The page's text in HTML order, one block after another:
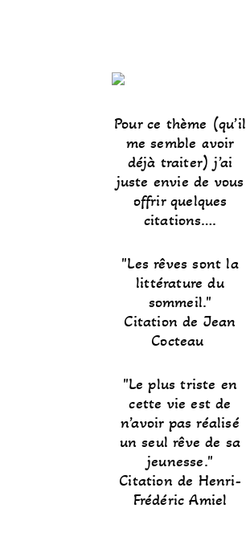
Pour ce thème (qu’il
me semble avoir
déjà traiter) j’ai
juste envie de vous
offrir quelques
citations….
Les rêves sont la
littérature du
sommeil.
Citation de Jean
Cocteau
Le plus triste en
cette vie est de
n’avoir pas réalisé
un seul rêve de sa
jeunesse.
Citation de Henri-
Frédéric Amiel